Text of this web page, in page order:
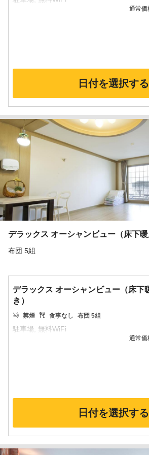
通常価
日付を選択する
デラックス オーシャンビュー（床下暖
布団 5組
デラックス オーシャンビュー（床下
き）
禁煙 食事なし 布団 5組
通常価
日付を選択する